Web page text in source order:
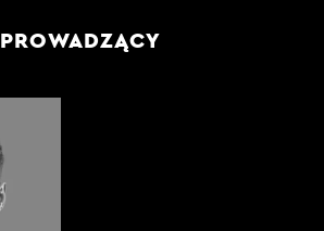
PROWADZĄCY